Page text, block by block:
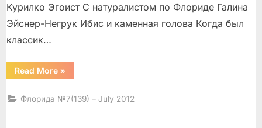
Курилко Эгоист С натуралистом по Флориде Галина
Эйснер-Негрук Ибис и каменная голова Когда был
классик…
Read More“”
»
Флорида №7(139) – July 2012